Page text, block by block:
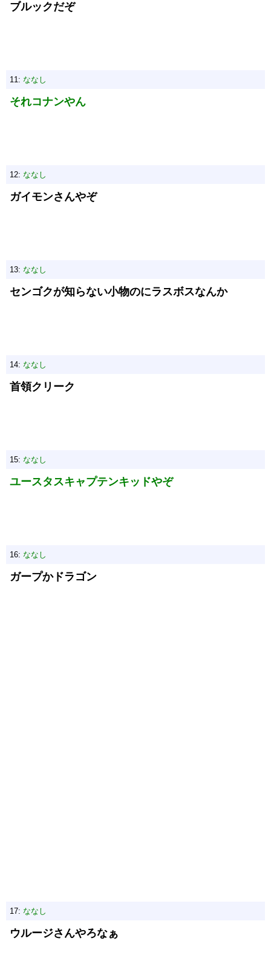
ブルックだぞ
11: ななし
それコナンやん
12: ななし
ガイモンさんやぞ
13: ななし
センゴクが知らない小物のにラスボスなんか
14: ななし
首領クリーク
15: ななし
ユースタスキャプテンキッドやぞ
16: ななし
ガープかドラゴン
17: ななし
ウルージさんやろなぁ